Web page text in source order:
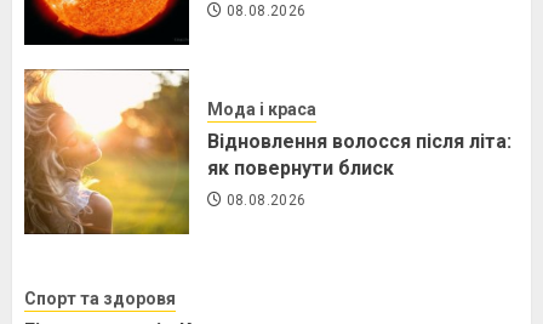
08.08.2026
Мода і краса
Відновлення волосся після літа:
як повернути блиск
08.08.2026
Спорт та здоровя